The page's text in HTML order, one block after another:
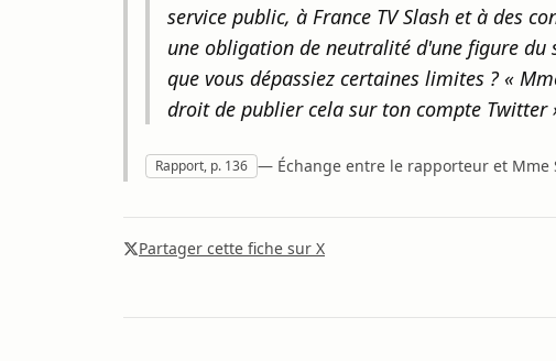
service public, à France TV Slash et à des
une obligation de neutralité d'une figure du
que vous dépassiez certaines limites ? «
droit de publier cela sur ton compte Twitter
Rapport, p. 136 — Échange entre le rapporteur et Mme
Partager cette fiche sur X